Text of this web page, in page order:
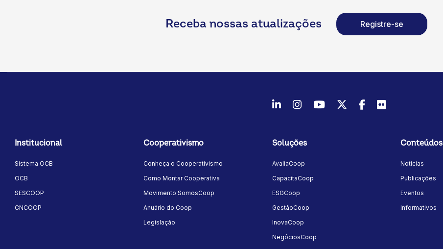
Receba nossas atualizações Registre-se
LinkedInInstagram
YoutubeTwitter/X
Facebook
Flickr
Institucional
Sistema OCB
OCB
SESCOOP
CNCOOP
Cooperativismo
Conheça o Cooperativismo
Como Montar Cooperativa
Movimento SomosCoop
Anuário do Coop
Legislação
Soluções
AvaliaCoop
CapacitaCoop
ESGCoop
GestãoCoop
InovaCoop
NegóciosCoop
Conteúdos
Notícias
Publicações
Eventos
Informativos